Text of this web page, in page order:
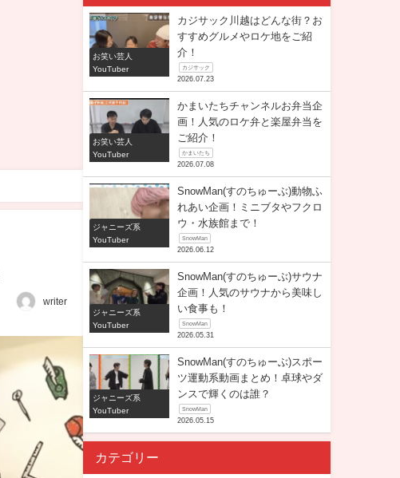
writer
お笑い芸人
YouTuber
カジサック川越はどんな街？お
すすめグルメやロケ地をご紹
介！
カジサック
2026.07.23
お笑い芸人
YouTuber
かまいたちチャンネルお弁当企
画！人気のロケ弁と楽屋弁当を
ご紹介！
かまいたち
2026.07.08
ジャニーズ系
YouTuber
SnowMan(すのちゅーぶ)動物ふ
れあい企画！ミニブタやフクロ
ウ・水族館まで！
SnowMan
2026.06.12
ジャニーズ系
YouTuber
SnowMan(すのちゅーぶ)サウナ
企画！人気のサウナから美味し
い食事も！
SnowMan
2026.05.31
ジャニーズ系
YouTuber
SnowMan(すのちゅーぶ)スポー
ツ運動系動画まとめ！卓球やダ
ンスで輝くのは誰？
SnowMan
2026.05.15
カテゴリー